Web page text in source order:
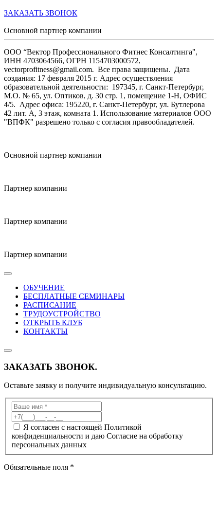
ЗАКАЗАТЬ ЗВОНОК
Основной партнер компании
ООО “Вектор Профессионального Фитнес Консалтинга",
ИНН 4703064566, ОГРН 1154703000572,
vectorprofitness@gmail.com. Все права защищены. Дата
создания: 17 февраля 2015 г. Адрес осуществления
образовательной деятельности: 197345, г. Санкт-Петербург,
М.О. № 65, ул. Оптиков, д. 30 стр. 1, помещение 1-Н, ОФИС
4/5. Адрес офиса: 195220, г. Санкт-Петербург, ул. Бутлерова
42 лит. А, 3 этаж, комната 1. Использование материалов ООО
"ВПФК" разрешено только с согласия правообладателей.
Основной партнер компании
Партнер компании
Партнер компании
Партнер компании
ОБУЧЕНИЕ
БЕСПЛАТНЫЕ СЕМИНАРЫ
РАСПИСАНИЕ
ТРУДОУСТРОЙСТВО
ОТКРЫТЬ КЛУБ
КОНТАКТЫ
ЗАКАЗАТЬ ЗВОНОК.
Оставьте заявку и получите индивидуальную консультацию.
Я согласен с настоящей Политикой
конфиденциальности и даю Согласие на обработку
персональных данных
Обязательные поля *